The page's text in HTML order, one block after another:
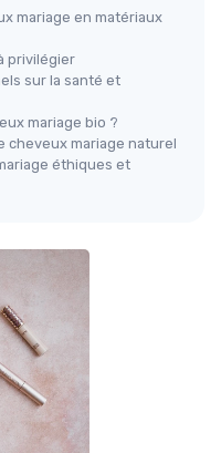
mariage en matériaux
privilégier
sur la santé et
mariage bio ?
mariage naturel
éthiques et